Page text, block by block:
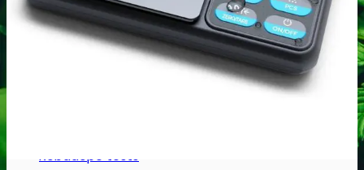
THC/Cannabinoider
Robadope tests